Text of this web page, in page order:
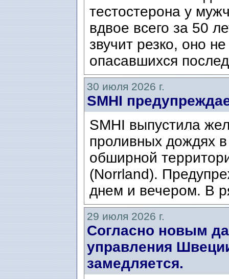
тестостерона у
вдвое всего за 50
звучит резко, оно
опасавшихся
30 июля 2026 г.
SMHI
SMHI выпустила
проливных дождях
обширной
(Norrland).
днем ​​и вечером. В
29 июля 2026 г.
Согласно новым
управления
замедляется.